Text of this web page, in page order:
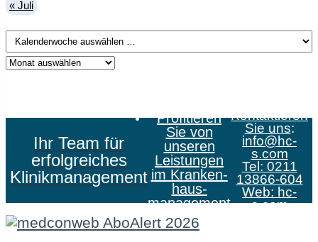
« Juli
Ihr Team für
erfolgreiches
Klinikmanagement
Profitieren
Sie von
unseren
Leistungen
im Kranken­
haus­
management
Kontaktieren
Sie uns:
info@hc-
s.com
Tel: 0211
13866-604
Web: hc-
s.com